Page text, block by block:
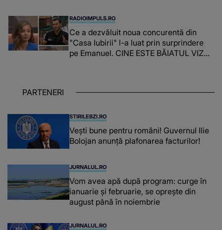
obținuți? SUMA E COLOSALĂ
RADIOIMPULS.RO
Ce a dezvăluit noua concurentă din
"Casa Iubirii" l-a luat prin surprindere
pe Emanuel. CINE ESTE BĂIATUL VIZAT
PARTENERI
STIRILEBZI.RO
Vești bune pentru români! Guvernul Ilie
Bolojan anunță plafonarea facturilor!
JURNALUL.RO
Vom avea apă după program: curge în
ianuarie și februarie, se oprește din
august până în noiembrie
JURNALUL.RO